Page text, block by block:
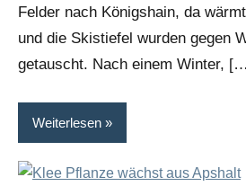
Felder nach Königshain, da
und die Skistiefel wurden gegen
getauscht. Nach einem Winter,
Weiterlesen